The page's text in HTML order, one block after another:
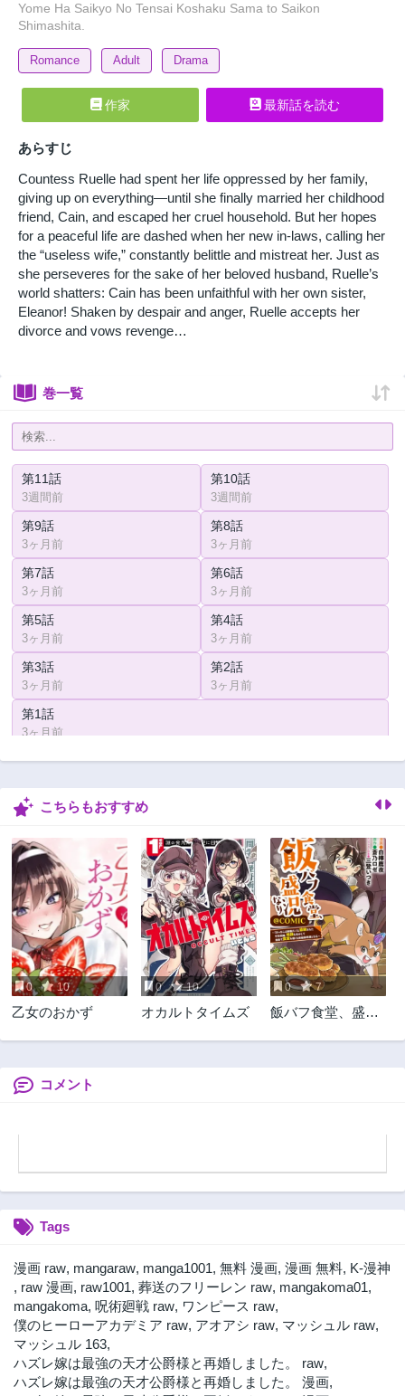
Yome Ha Saikyo No Tensai Koshaku Sama to Saikon
Shimashita.
Romance Adult Drama
作家 最新話を読む
あらすじ
Countess Ruelle had spent her life oppressed by her family,
giving up on everything—until she finally married her childhood
friend, Cain, and escaped her cruel household. But her hopes
for a peaceful life are dashed when her new in-laws, calling her
the “useless wife,” constantly belittle and mistreat her. Just as
she perseveres for the sake of her beloved husband, Ruelle’s
world shatters: Cain has been unfaithful with her own sister,
Eleanor! Shaken by despair and anger, Ruelle accepts her
divorce and vows revenge…
巻一覧
第11話
3週間前
第10話
3週間前
第9話
3ヶ月前
第8話
3ヶ月前
第7話
3ヶ月前
第6話
3ヶ月前
第5話
3ヶ月前
第4話
3ヶ月前
第3話
3ヶ月前
第2話
3ヶ月前
第1話
3ヶ月前
こちらもおすすめ
0 10
乙女のおかず
0 10
オカルトタイムズ
0 7
飯バフ食堂、盛況
された付与術師、
コメント
Tags
漫画 raw, mangaraw, manga1001, 無料 漫画, 漫画 無料, K-漫神
, raw 漫画, raw1001, 葬送のフリーレン raw, mangakoma01,
mangakoma, 呪術廻戦 raw, ワンピース raw,
僕のヒーローアカデミア raw, アオアシ raw, マッシュル raw,
マッシュル 163,
ハズレ嫁は最強の天才公爵様と再婚しました。 raw,
ハズレ嫁は最強の天才公爵様と再婚しました。 漫画,